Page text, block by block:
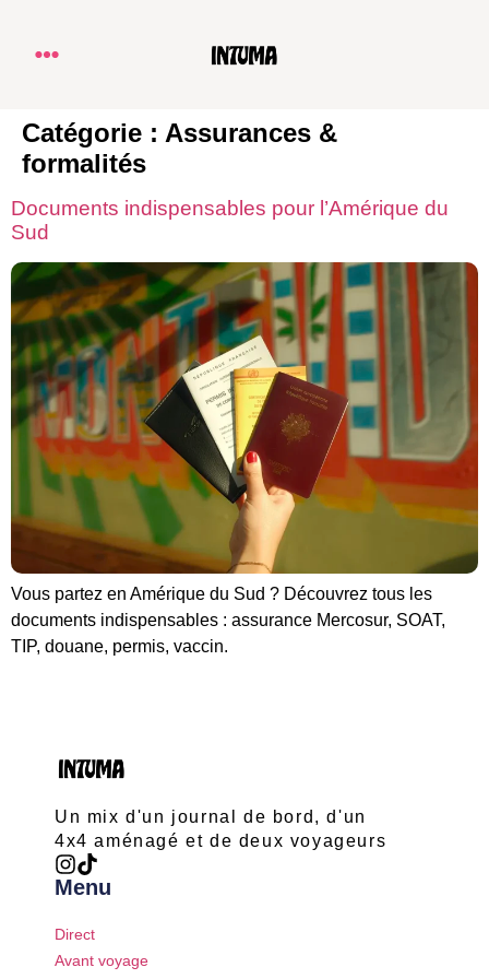
Catégorie : Assurances &
formalités
Documents indispensables pour l’Amérique du
Sud
Vous partez en Amérique du Sud ? Découvrez tous les
documents indispensables : assurance Mercosur, SOAT,
TIP, douane, permis, vaccin.
Un mix d'un journal de bord, d'un
4x4 aménagé et de deux voyageurs
Menu
Direct
Avant voyage